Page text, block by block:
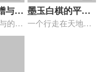
与的
的未
墨玉白棋的平凡
日常
一个行走在天地间